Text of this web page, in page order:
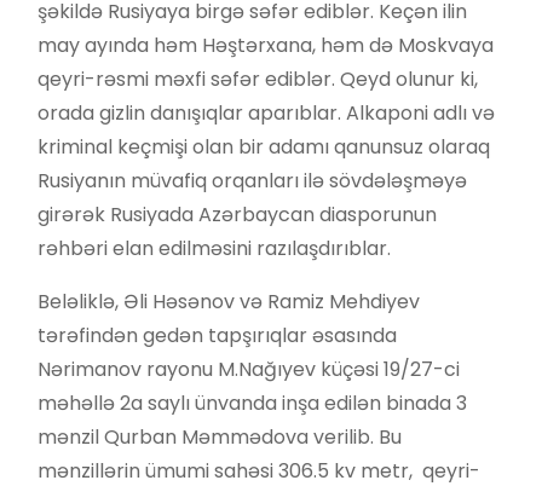
şəkildə Rusiyaya birgə səfər ediblər. Keçən ilin
may ayında həm Həştərxana, həm də Moskvaya
qeyri-rəsmi məxfi səfər ediblər. Qeyd olunur ki,
orada gizlin danışıqlar aparıblar. Alkaponi adlı və
kriminal keçmişi olan bir adamı qanunsuz olaraq
Rusiyanın müvafiq orqanları ilə sövdələşməyə
girərək Rusiyada Azərbaycan diasporunun
rəhbəri elan edilməsini razılaşdırıblar.
Beləliklə, Əli Həsənov və Ramiz Mehdiyev
tərəfindən gedən tapşırıqlar əsasında
Nərimanov rayonu M.Nağıyev küçəsi 19/27-ci
məhəllə 2a saylı ünvanda inşa edilən binada 3
mənzil Qurban Məmmədova verilib. Bu
mənzillərin ümumi sahəsi 306.5 kv metr, qeyri-